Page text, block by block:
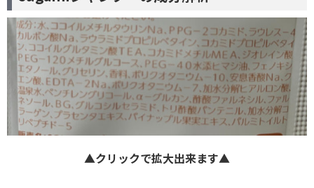
▲クリックで拡大出来ます▲